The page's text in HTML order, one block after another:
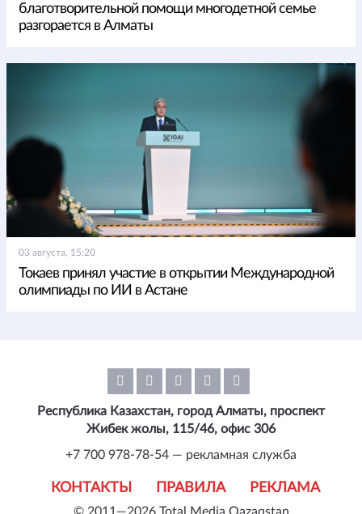
благотворительной помощи многодетной семье
разгорается в Алматы
03 августа, 15:20
Токаев принял участие в открытии Международной
олимпиады по ИИ в Астане
© 2011—2026 Total Media Qazaqstan
КОНТАКТЫ ПРАВИЛА РЕКЛАМА
Республика Казахстан, город Алматы, проспект
Жибек жолы, 115/46, офис 306
+7 700 978-78-54 — рекламная служба